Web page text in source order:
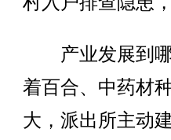
产业发展到哪
着百合、中药材
大，派出所主动